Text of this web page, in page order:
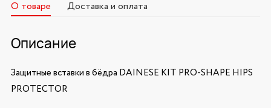
О товаре Доставка и оплата
Описание
Защитные вставки в бёдра DAINESE KIT PRO-SHAPE HIPS
PROTECTOR